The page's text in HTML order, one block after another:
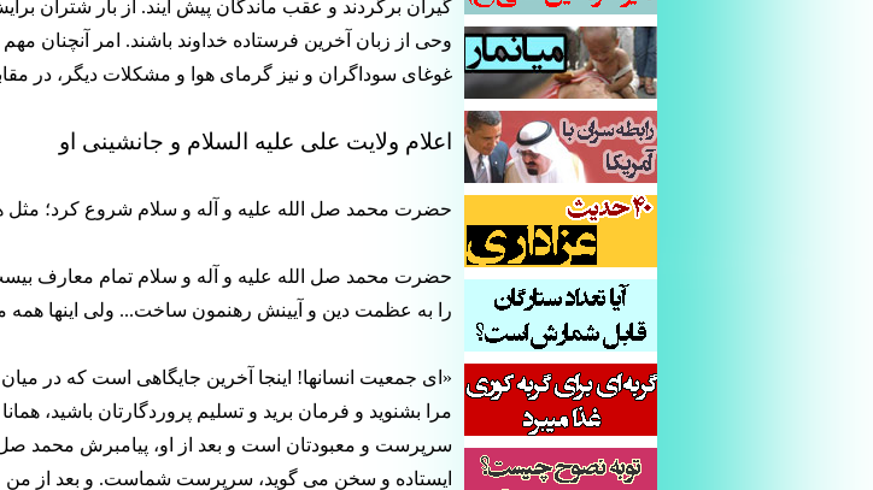
گیران برگردند و عقب ماندگان پیش آیند. از بار شتران
وحی از زبان آخرین فرستاده خداوند باشند. امر آنچنان
غوغای سوداگران و نیز گرمای هوا و مشکلات دیگر، در
اعلام ولایت علی علیه السلام و جانشینی او
حضرت محمد صل الله علیه و آله و سلام شروع کرد؛ مثل
حضرت محمد صل الله علیه و آله و سلام تمام معارف
را به عظمت دین و آیینش رهنمون ساخت... ولی اینها همه
«ای جمعیت انسانها! اینجا آخرین جایگاهی است که در
مرا بشنوید و فرمان برید و تسلیم پروردگارتان باشید،
سرپرست و معبودتان است و بعد از او، پیامبرش محمد صل
ایستاده و سخن می گوید، سرپرست شماست. و بعد از من